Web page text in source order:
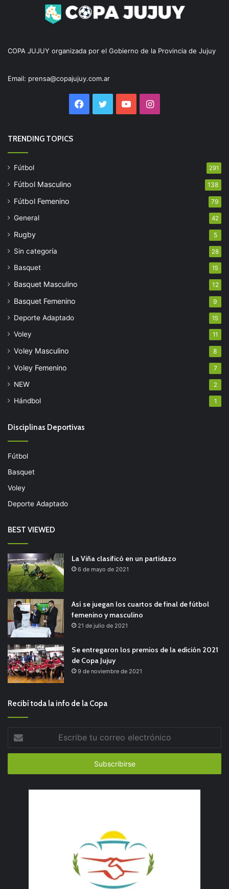
COPA JUJUY organizada por el Gobierno de la Provincia de Jujuy
Email: prensa@copajujuy.com.ar
Facebook
TwitterYouTubeInstagram
TRENDING TOPICS
Fútbol 291
Fútbol Masculino 138
Fútbol Femenino 79
General 42
Rugby 5
Sin categoría 28
Basquet 15
Basquet Masculino 12
Basquet Femenino 9
Deporte Adaptado 15
Voley 11
Voley Masculino 8
Voley Femenino 7
NEW 2
Hándbol 1
Disciplinas Deportivas
Fútbol
Basquet
Voley
Deporte Adaptado
BEST VIEWED
La Viña clasificó en un partidazo
6 de mayo de 2021
Así se juegan los cuartos de final de fútbol
femenino y masculino
21 de julio de 2021
Se entregaron los premios de la edición 2021
de Copa Jujuy
9 de noviembre de 2021
Recibí toda la info de la Copa
correo